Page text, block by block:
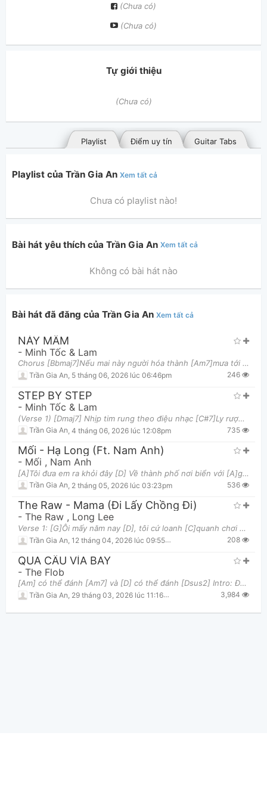
(Chưa có)
(Chưa có)
Tự giới thiệu
(Chưa có)
Guitar Tabs
Điểm uy tín
Playlist
Bài hát yêu thích
Bài hát đã đăng
Playlist của Trần Gia An Xem tất cả
Chưa có playlist nào!
Bài hát yêu thích của Trần Gia An Xem tất cả
Không có bài hát nào
Bài hát đã đăng của Trần Gia An Xem tất cả
NẢY MẦM
- Minh Tốc & Lam
Chorus [Bbmaj7]Nếu mai này người hóa thành [Am7]mưa tới [Bbmaj7]Đánh rơi từng yêu thương Cuộn [Cm
Trần Gia An, 5 tháng 06, 2026 lúc 06:46pm 246
STEP BY STEP
- Minh Tốc & Lam
(Verse 1) [Dmaj7] Nhịp tim rung theo điệu nhạc [C#7]Ly rượu cay một [F#m7]mình tôi Em vội lau tì
Trần Gia An 4 tháng 06, 2026 lúc 12:08pm 735
Mối - Hạ Long (ft. Nam Anh)
- Mối , Nam Anh
[A]Tôi đưa em ra khỏi đây [D] Về thành phố nơi biển với [A]gió Em muốn tôi đi cùng [D]em khắp thế
Trần Gia An 2 tháng 05, 2026 lúc 03:23pm 536
The Raw - Mama (đi Lấy Chồng Đi)
- The Raw , Long Lee
Verse 1: [G]Ôi mấy năm nay [D], tôi cứ loanh [C]quanh chơi đùa Quên [Cm]mất cả đường về thăm nhà
Trần Gia An 12 tháng 04, 2026 lúc 09:55pm 208
QUA CẦU VÍA BAY
- The Flob
[Am] có thể đánh [Am7] và [D] có thể đánh [Dsus2] Intro: Đánh luân phiên [Am] [D] Ver 1: Chiều
Trần Gia An 29 tháng 03, 2026 lúc 11:16am 3,984